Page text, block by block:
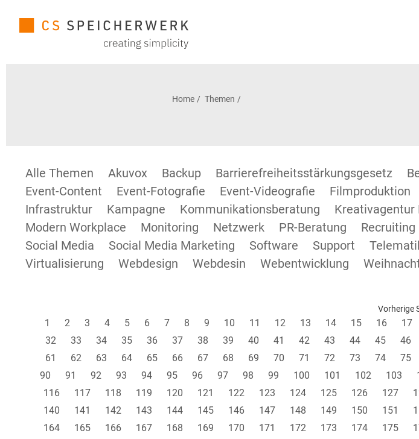
Home Themen
Alle Themen Akuvox Backup Barrierefreiheitsstärkungsgesetz
Event-Content
Event-Fotografie Event-Videografie Filmproduktion
Infrastruktur
Kampagne Kommunikationsberatung Kreativagentur
Modern Workplace
Monitoring Netzwerk PR-Beratung Recruiting
Social Media
Social Media Marketing Software Support
Virtualisierung
Webdesign Webdesin Webentwicklung
Vorherige
1 2 3 4 5 6 7 8 9 10 11 12 13 14 15 16 17
32
33 34 35 36 37 38 39 40 41 42 43 44 45 46
61
62 63 64 65 66 67 68 69 70 71 72 73 74 75
90
91 92 93 94 95 96 97 98 99 100 101 102 103
116
117 118 119 120 121 122 123 124 125 126 127
140
141 142 143 144 145 146 147 148 149 150 151
164
165 166 167 168 169 170 171 172 173 174 175